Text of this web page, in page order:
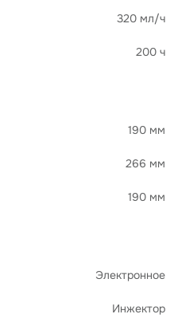
320 мл/ч
200 ч
190 мм
266 мм
190 мм
Электронное
Инжектор